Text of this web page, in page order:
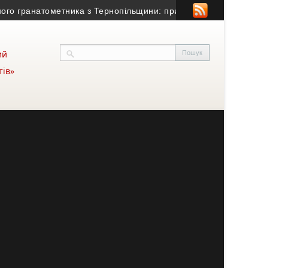
з Тернопільщини: причина смерті – гостра серцево-